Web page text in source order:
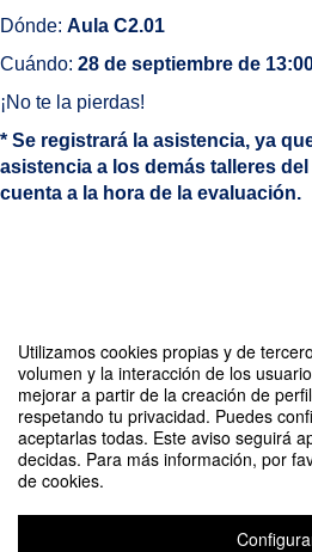
Utilizamos cookies propias y de
volumen y la interacción de los
mejorar a partir de la creación de
respetando tu privacidad. Puedes
aceptarlas todas. Este aviso seguirá
decidas. Para más información, por
de cookies.
Dónde: Aula C2.01
Cuándo: 28 de septiembre de
¡No te la pierdas!
* Se registrará la asistencia, ya
asistencia a los demás talleres del
cuenta a la hora de la evaluación.
Sesión Informativa: Procedimiento de
Organizado por